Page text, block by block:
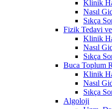
Klinik
Nasıl
Sıkça
Fizik Tedavi
Klinik
Nasıl
Sıkça
Buca Toplum
Klinik
Nasıl
Sıkça
Algoloji